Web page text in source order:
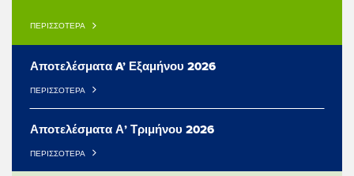
ΠΕΡΙΣΣΟΤΕΡΑ
Αποτελέσματα A’ Εξαμήνου 2026
ΠΕΡΙΣΣΟΤΕΡΑ
Αποτελέσματα Α’ Τριμήνου 2026
ΠΕΡΙΣΣΟΤΕΡΑ